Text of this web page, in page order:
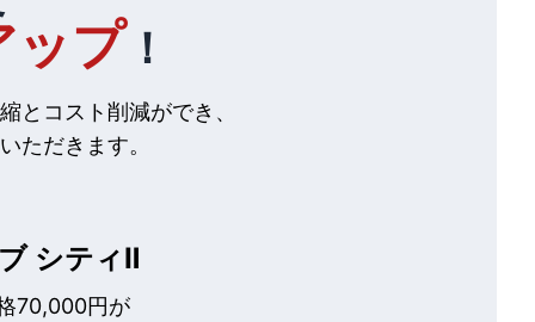
ップ ！
とコスト削減ができ、
ただきます。
シティⅡ
70,000円が